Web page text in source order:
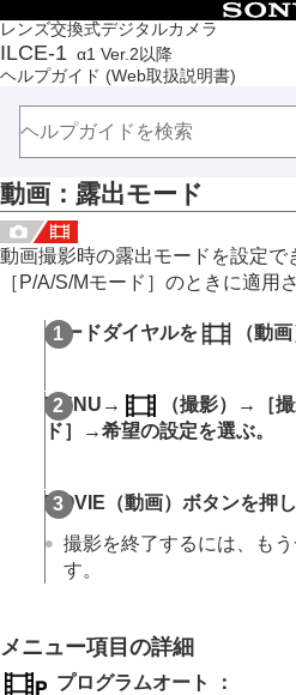
レンズ交換式デジタルカメラ
ILCE-1 α1 Ver.2以降
ヘルプガイド (Web取扱説明書)
目次
トップページ
ヘルプガイドの使いかた
本体と付属品を確認する
本機の基本操作
準備/基本的な撮影
MENU一覧から機能を探す
撮影機能を活用する
この章の目次
おまかせオート
絞り優先
シャッタースピード優先
マニュアル露出
露出制御方式
オート/マニュアル切換
動画：露出モード
フォーカス機能を使う
露出/測光を調整する
動画 ： 露出モード
動画撮影時の露出モードを設定で
［P/A/S/Mモード］ のときに適用
モードダイヤルを （動画
MENU → （撮影）→ ［
ド］
→希望の設定を選ぶ。
MOVIE （動画）ボタンを押
撮影を終了するには、も
す。
メニュー項目の詳細
プログラムオート
：